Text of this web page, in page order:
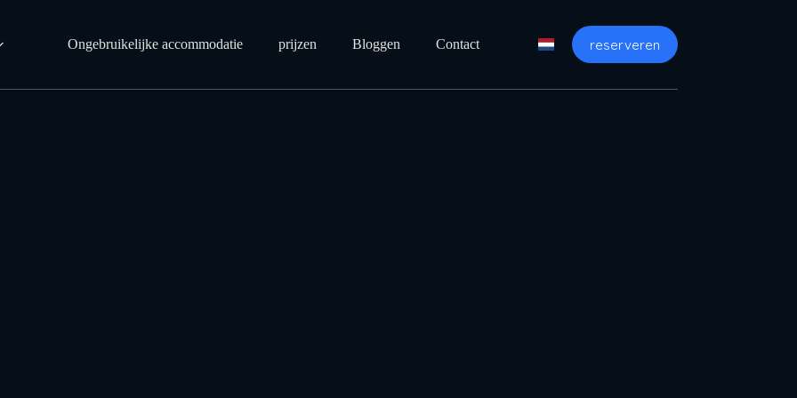
Ongebruikelijke accommodatie prijzen Bloggen Contact reserveren